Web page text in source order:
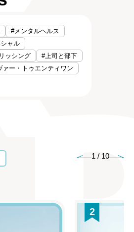
#メンタルヘルス
ャル
ッシング
#上司と部下
ァー・トゥエンティワン
1 / 10
2